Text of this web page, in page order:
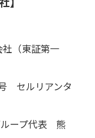
（東証第一
セルリアンタ
ープ代表 熊